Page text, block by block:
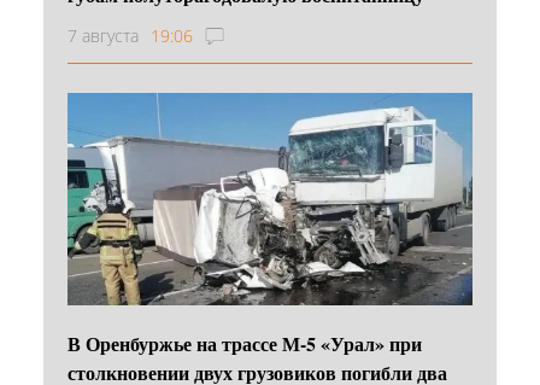
7 августа 19:06
В Оренбуржье на трассе М-5 «Урал» при
столкновении двух грузовиков погибли два